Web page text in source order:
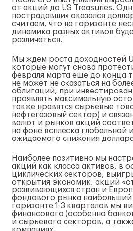
от акций до US Treasuries.
пострадавших оказался
считаем, что на горизонте
динамика разных активов
различаться.
Мы ждем роста доходностей
которые могут снова
февраля марта еще до конца
не может не сказаться на
облигаций, при
проявлять максимальную
также нравятся сырьевые
нефтегазовый сектор) и
валют и рынков акций
на фоне всплеска глобальной
ожидаемого снижения
Наиболее позитивно мы
акций как класса активов, в
циклических секторов,
открытия экономик, акций
развивающихся стран и
фондового рынка наибольший
горизонте 1-3 кварталов мы
финансового (особенно
и сырьевого секторов, а